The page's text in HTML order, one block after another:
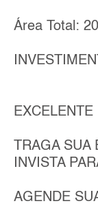
Área Total:
TRAGA
INVISTA
AGENDE